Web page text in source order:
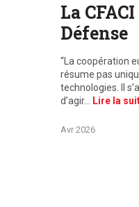
La
Défense
“La coopération
résume pas
technologies. Il
d’agir…
Lire la
Avr 2026